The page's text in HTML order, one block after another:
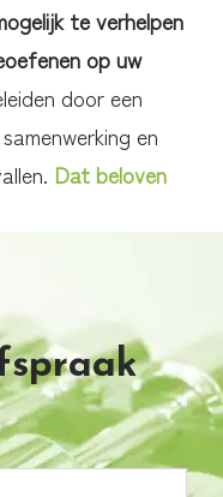
te verhelpen
op uw
door een
en
Dat beloven